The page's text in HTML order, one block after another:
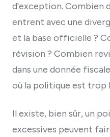
d'exception. Combien
entrent avec une
et la base officielle ?
révision ? Combien
dans une donnée
où la politique est trop
Il existe, bien sûr, un
excessives peuvent